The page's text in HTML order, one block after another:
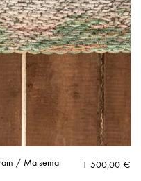
/ Maisema
1 500,00 €